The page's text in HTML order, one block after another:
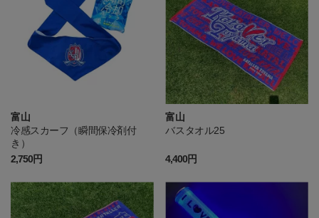
富山
冷感スカーフ（瞬間保冷剤付
き）
2,750円
富山
バスタオル25
4,400円